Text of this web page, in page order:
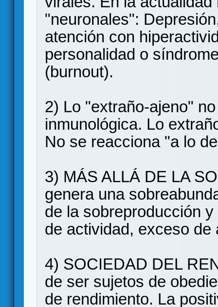
"neuronales":
atención con
personalidad o
(burnout).
2) Lo "extraño-ajeno"
inmunológica. Lo
No se reacciona "a lo
3) MÁS ALLÁ DE LA
genera una
de la sobreproducción
de actividad, exceso
4) SOCIEDAD DEL
de ser sujetos de
de rendimiento. La